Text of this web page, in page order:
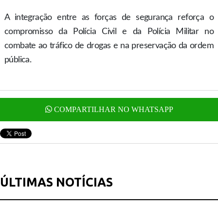
A integração entre as forças de segurança reforça o
compromisso da Polícia Civil e da Polícia Militar no
combate ao tráfico de drogas e na preservação da ordem
pública.
COMPARTILHAR NO WHATSAPP
ÚLTIMAS NOTÍCIAS